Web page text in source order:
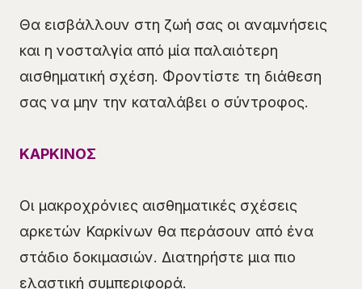
Θα εισβάλλουν στη ζωή σας οι αναμνήσεις
και η νοσταλγία από μία παλαιότερη
αισθηματική σχέση. Φροντίστε τη διάθεση
σας να μην την καταλάβει ο σύντροφος.
ΚΑΡΚΙΝΟΣ
Οι μακροχρόνιες αισθηματικές σχέσεις
αρκετών Καρκίνων θα περάσουν από ένα
στάδιο δοκιμασιών. Διατηρήστε μια πιο
ελαστική συμπεριφορά.